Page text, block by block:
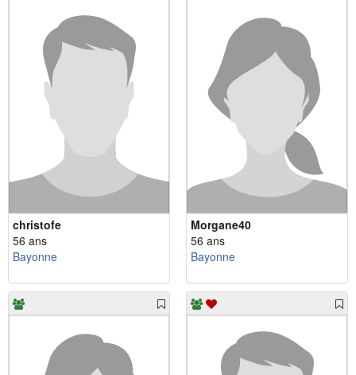
christofe
56 ans
Bayonne
Morgane40
56 ans
Bayonne